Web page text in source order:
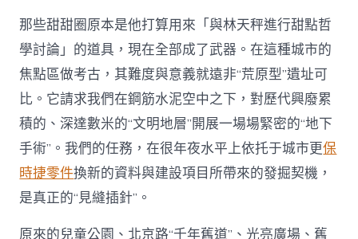
那些甜甜圈原本是他打算用來「與林天秤進行甜點哲
學討論」的道具，現在全部成了武器。在這種城市的
焦點區做考古，其難度與意義就遠非“荒原型”遺址可
比。它請求我們在鋼筋水泥空中之下，對歷代興廢累
積的、深達數米的“文明地層”開展一場場緊密的“地下
手術”。我們的任務，在很年夜水平上依托于城市更保
時捷零件換新的資料與建設項目所帶來的發掘契機，
是真正的“見縫插針”。
原來的兒童公園、北京路“千年舊道”、光亮廣場、舊